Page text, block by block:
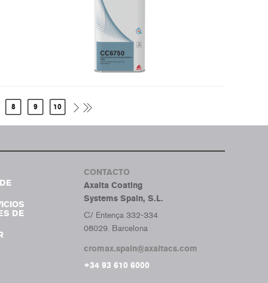
8 9 10
DE
CONTACTO
Axalta Coating
Systems Spain, S.L.
C/ Entença 332-334
08029. Barcelona
cromax.spain@axaltacs.com
+34 93 610 6000